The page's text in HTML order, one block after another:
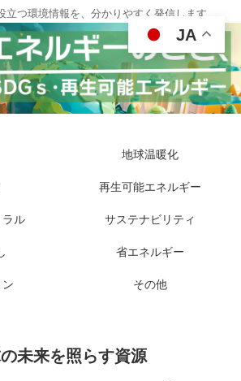
立つ環境情報を、分かりやすく発信します
地球温暖化
再生可能エネルギー
ラル サステナビリティ
省エネルギー
その他
未来を照らす資源
JA